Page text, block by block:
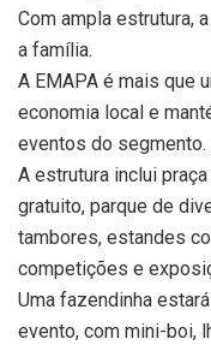
Com ampla estrutura,
a família.
A EMAPA é mais que
economia local e
eventos do segmento.
A estrutura inclui
gratuito, parque de
tambores, estandes
competições e
Uma fazendinha
evento, com mini-boi,